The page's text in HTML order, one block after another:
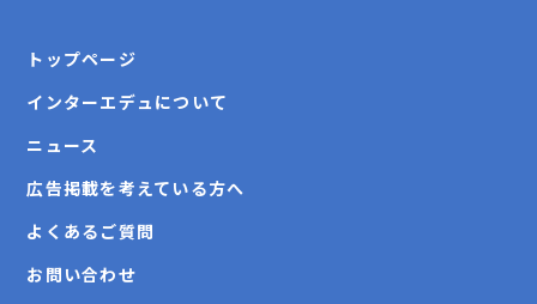
トップページ
インターエデュについて
ニュース
広告掲載を考えている方へ
よくあるご質問
お問い合わせ